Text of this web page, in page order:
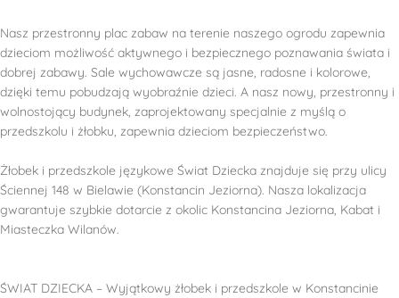
Nasz przestronny plac zabaw na terenie naszego ogrodu zapewnia
dzieciom możliwość aktywnego i bezpiecznego poznawania świata i
dobrej zabawy. Sale wychowawcze są jasne, radosne i kolorowe,
dzięki temu pobudzają wyobraźnie dzieci. A nasz nowy, przestronny i
wolnostojący budynek, zaprojektowany specjalnie z myślą o
przedszkolu i żłobku, zapewnia dzieciom bezpieczeństwo.
Żłobek i przedszkole językowe Świat Dziecka znajduje się przy ulicy
Ściennej 148 w Bielawie (Konstancin Jeziorna). Nasza lokalizacja
gwarantuje szybkie dotarcie z okolic Konstancina Jeziorna, Kabat i
Miasteczka Wilanów.
ŚWIAT DZIECKA – Wyjątkowy żłobek i przedszkole w Konstancinie